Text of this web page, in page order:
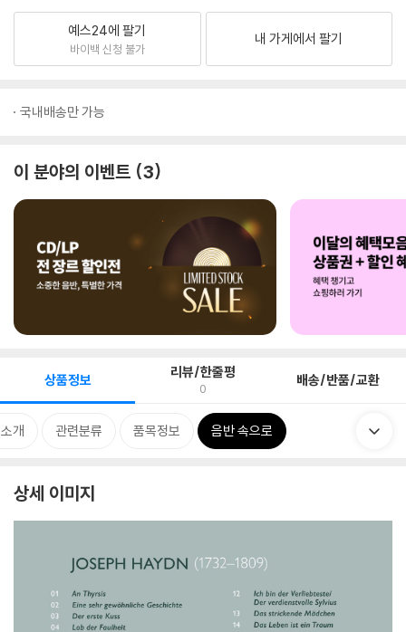
예스24에 팔기
바이백 신청 불가
내 가게에서 팔기
국내배송만 가능
이 분야의 이벤트 3
상품정보 리뷰/한줄평
0 배송/반품/교환
개 관련분류 품목정보 음반 속으로
상세 이미지